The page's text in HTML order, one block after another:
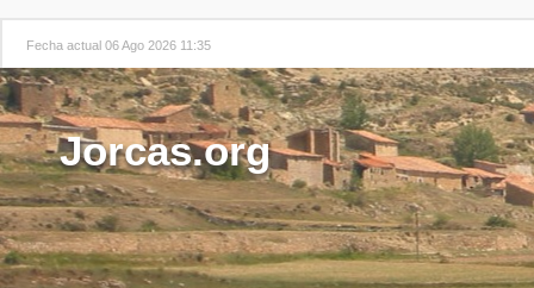
Fecha actual 06 Ago 2026 11:35
Jorcas.org